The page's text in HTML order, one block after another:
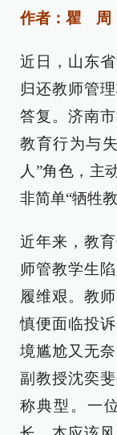
作者：瞿 周
近日，山东
归还教师管
答复。济南
教育行为与
人”角色，主
非简单“牺牲
近年来，教
师管教学生
履维艰。教
慎便面临投
境尴尬又无
副教授沈奕
称典型。一